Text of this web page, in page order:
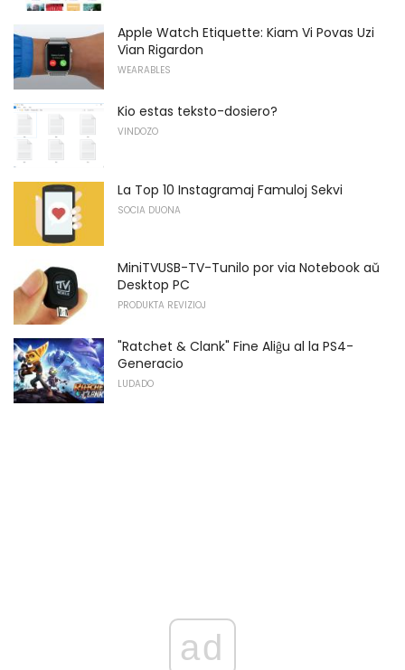
Apple Watch Etiquette: Kiam Vi Povas Uzi
Vian Rigardon
WEARABLES
Kio estas teksto-dosiero?
VINDOZO
La Top 10 Instagramaj Famuloj Sekvi
SOCIA DUONA
MiniTVUSB-TV-Tunilo por via Notebook aŭ
Desktop PC
PRODUKTA REVIZIOJ
"Ratchet & Clank" Fine Aliĝu al la PS4-
Generacio
LUDADO
ad